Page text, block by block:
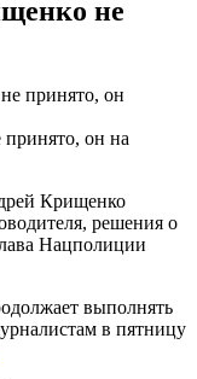
не
он на
Крищенко
решения о
Нацполиции
выполнять
в пятницу